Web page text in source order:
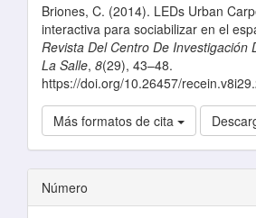
Briones, C. (2014). LEDs Urban
interactiva para sociabilizar en el
Revista Del Centro De Investigación
La Salle, 8(29), 43–48.
https://doi.org/10.26457/
Más formatos de cita
Número